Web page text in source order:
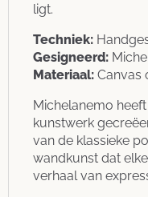
ligt.
Techniek:
Gesigneerd:
Materiaal: Canvas
Michelanemo
kunstwerk
van de klassieke
wandkunst dat
verhaal van